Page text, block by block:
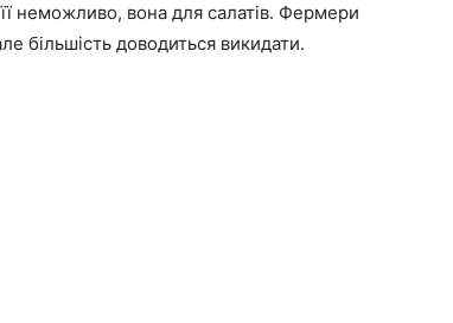
неможливо, вона для салатів. Фермери
більшість доводиться викидати.